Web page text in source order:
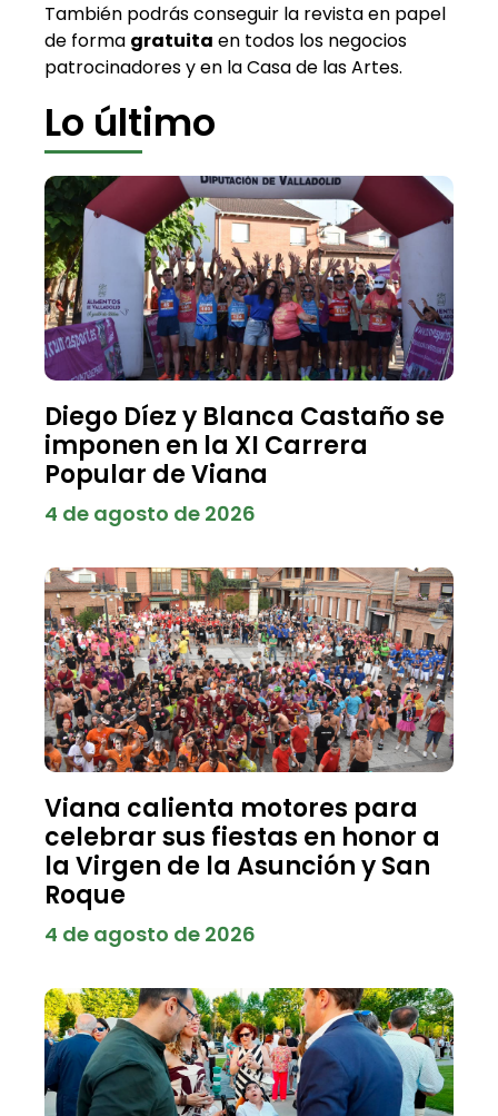
También podrás conseguir la revista en papel
de forma gratuita en todos los negocios
patrocinadores y en la Casa de las Artes.
Lo último
Diego Díez y Blanca Castaño se
imponen en la XI Carrera
Popular de Viana
4 de agosto de 2026
Viana calienta motores para
celebrar sus fiestas en honor a
la Virgen de la Asunción y San
Roque
4 de agosto de 2026